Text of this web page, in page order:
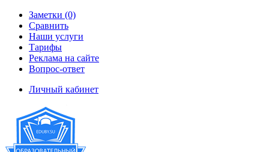
Заметки (0)
Сравнить
Наши услуги
Тарифы
Реклама на сайте
Вопрос-ответ
Личный кабинет